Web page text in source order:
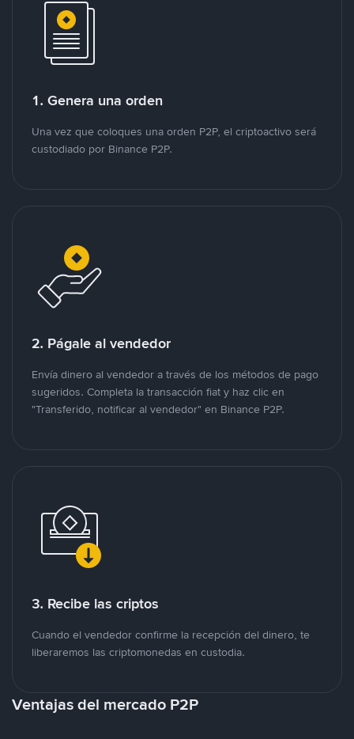
1. Genera una orden
Una vez que coloques una orden P2P, el criptoactivo será
custodiado por Binance P2P.
2. Págale al vendedor
Envía dinero al vendedor a través de los métodos de pago
sugeridos. Completa la transacción fiat y haz clic en
"Transferido, notificar al vendedor" en Binance P2P.
3. Recibe las criptos
Cuando el vendedor confirme la recepción del dinero, te
liberaremos las criptomonedas en custodia.
Ventajas del mercado P2P